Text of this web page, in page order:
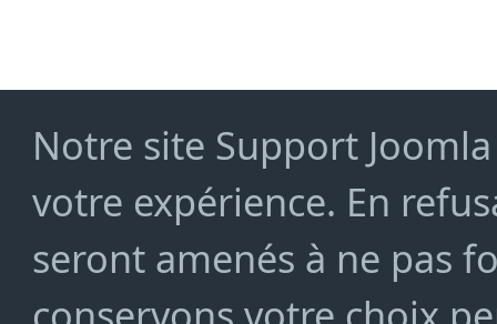
Notre site Support
votre expérience. En
seront amenés à ne pas